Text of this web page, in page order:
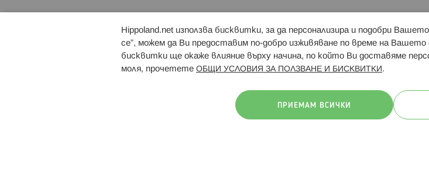
Брошури Магазини Свързани сайтове:
Hippoland.net използва бисквитки, за да персонализира и подобри
се”, можем да Ви предоставим по-добро изживяване по време на Вашето
бисквитки ще окаже влияние върху начина, по който Ви доставяме
моля, прочетете ОБЩИ УСЛОВИЯ ЗА ПОЛЗВАНЕ И БИСКВИТКИ .
ПРИЕМАМ ВСИЧКИ